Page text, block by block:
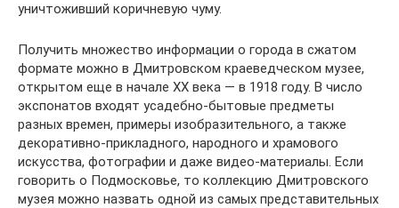
уничтоживший коричневую чуму.
Получить множество информации о города в сжатом
формате можно в Дмитровском краеведческом музее,
открытом еще в начале ХХ века — в 1918 году. В число
экспонатов входят усадебно-бытовые предметы
разных времен, примеры изобразительного, а также
декоративно-прикладного, народного и храмового
искусства, фотографии и даже видео-материалы. Если
говорить о Подмосковье, то коллекцию Дмитровского
музея можно назвать одной из самых представительных